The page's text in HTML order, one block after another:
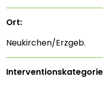
Ort:
Neukirchen/Erzgeb.